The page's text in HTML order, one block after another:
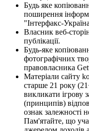
Будь яке
поширення
"Інтерфакс-
Власник веб-
публікації.
Будь-яке
фотографічних
правовласника
Матеріали сайту
старше 21 року
викликати ігрову
(принципів)
ознак залежності
Пам'ятайте, що